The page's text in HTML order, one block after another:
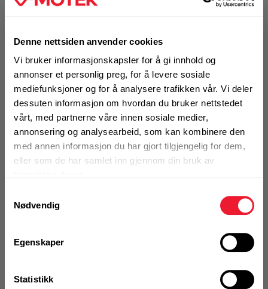
Denne nettsiden anvender cookies
Vi bruker informasjonskapsler for å gi innhold og
annonser et personlig preg, for å levere sosiale
mediefunksjoner og for å analysere trafikken vår. Vi deler
dessuten informasjon om hvordan du bruker nettstedet
vårt, med partnerne våre innen sosiale medier,
annonsering og analysearbeid, som kan kombinere den
med annen informasjon du har gjort tilgjengelig for dem,
eller som de har samlet inn gjennom din bruk av
Nødvendig
Egenskaper
Statistikk
Art.nr. 12180
Ståldybel 12x180 mm
Ikke på nettlager
1 Pakke a 100 Stk
Logg inn eller
KJØP
Ståldybel 12x190 mm